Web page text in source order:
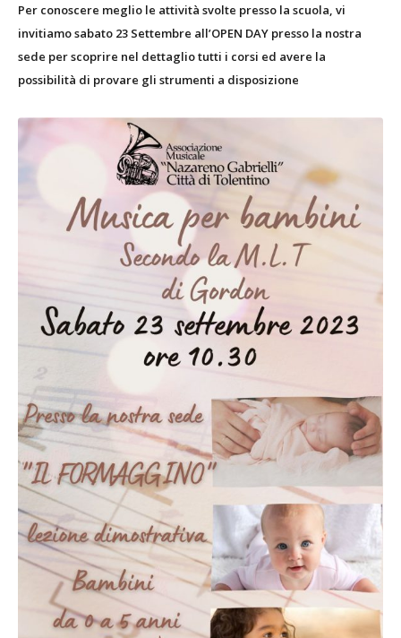
Per conoscere meglio le attività svolte presso la scuola, vi
invitiamo sabato 23 Settembre all’OPEN DAY presso la nostra
sede per scoprire nel dettaglio tutti i corsi ed avere la
possibilità di provare gli strumenti a disposizione